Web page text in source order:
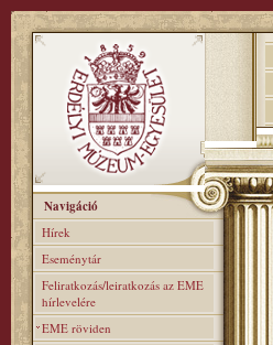
Navigáció
Hírek
Eseménytár
Feliratkozás/leiratkozás az EME
hírlevelére
EME röviden